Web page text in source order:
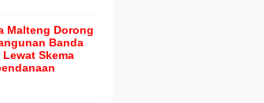
Malteng Dorong
Banda
Lewat Skema